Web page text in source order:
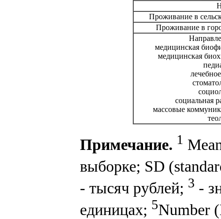
Проживание в
Проживание в
медицинская
медицинская
социальная
массовые
Примечание. 1
выборке; SD
- тысяч рублей; 3 -
единицах; 5Number